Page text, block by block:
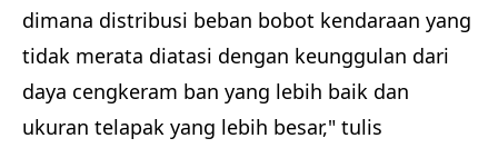
dimana distribusi beban bobot kendaraan yang
tidak merata diatasi dengan keunggulan dari
daya cengkeram ban yang lebih baik dan
ukuran telapak yang lebih besar," tulis